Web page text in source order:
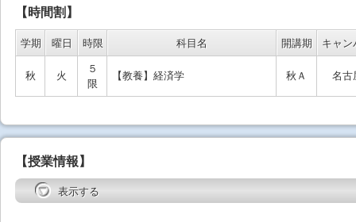
【時間割】
学期 曜日 時限 科目名 開講期 キャン
秋 火
５
限
【教養】経済学 秋Ａ 名古
【授業情報】
表示する